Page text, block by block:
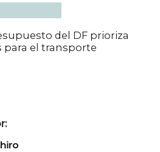
del DF prioriza
para el transporte